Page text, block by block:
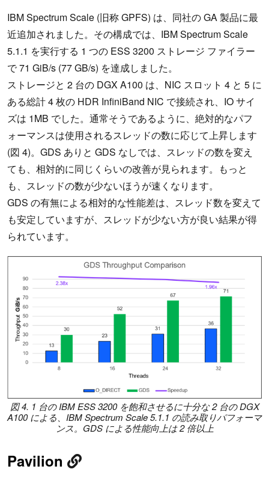
IBM Spectrum Scale (旧称 GPFS) は、同社の GA 製品に最
近追加されました。その構成では、IBM Spectrum Scale
5.1.1 を実行する 1 つの ESS 3200 ストレージ ファイラー
で 71 GiB/s (77 GB/s) を達成しました。
ストレージと 2 台の DGX A100 は、NIC スロット 4 と 5 に
ある総計 4 枚の HDR InfiniBand NIC で接続され、IO サイ
ズは 1MB でした。通常そうであるように、絶対的なパフ
ォーマンスは使用されるスレッドの数に応じて上昇します
(図 4)。GDS ありと GDS なしでは、スレッドの数を変え
ても、相対的に同じくらいの改善が見られます。もっと
も、スレッドの数が少ないほうが速くなります。
GDS の有無による相対的な性能差は、スレッド数を変えて
も安定していますが、スレッドが少ない方が良い結果が得
られています。
図 4. 1 台の IBM ESS 3200 を飽和させるに十分な 2 台の DGX
A100 による、IBM Spectrum Scale 5.1.1 の読み取りパフォーマ
ンス。GDS による性能向上は 2 倍以上
Pavilion